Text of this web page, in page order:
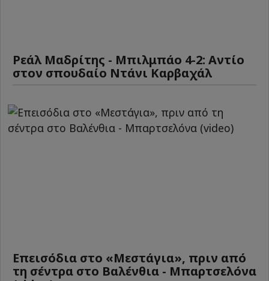
Ρεάλ Μαδρίτης - Μπιλμπάο 4-2: Αντίο
στον σπουδαίο Ντάνι Καρβαχάλ
Επεισόδια στο «Μεστάγια», πριν από
τη σέντρα στο Βαλένθια - Μπαρτσελόνα